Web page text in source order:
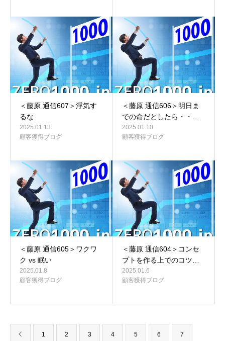
＜藤原 通信607＞浮気す
るな
2025.01.13
顧客獲得ブログ
＜藤原 通信606＞明日ま
での命だとしたら・・…
2025.01.10
顧客獲得ブログ
＜藤原 通信605＞ワクワ
ク vs 眠い
2025.01.8
顧客獲得ブログ
＜藤原 通信604＞コンセ
プトを作る上でのコツ…
2025.01.6
顧客獲得ブログ
1 2 3 4 5 6 7